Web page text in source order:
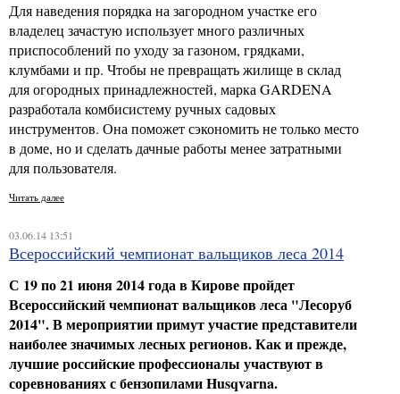
Для наведения порядка на загородном участке его
владелец зачастую использует много различных
приспособлений по уходу за газоном, грядками,
клумбами и пр. Чтобы не превращать жилище в склад
для огородных принадлежностей, марка GARDENA
разработала комбисистему ручных садовых
инструментов. Она поможет сэкономить не только место
в доме, но и сделать дачные работы менее затратными
для пользователя.
Читать далее
03.06.14 13:51
Всероссийский чемпионат вальщиков леса 2014
С 19 по 21 июня 2014 года в Кирове пройдет
Всероссийский чемпионат вальщиков леса "Лесоруб
2014". В мероприятии примут участие представители
наиболее значимых лесных регионов. Как и прежде,
лучшие российские профессионалы участвуют в
соревнованиях с бензопиламиHusqvarna.